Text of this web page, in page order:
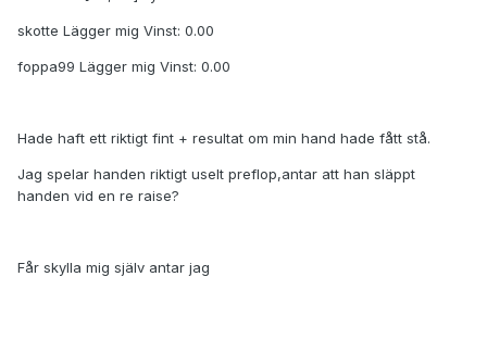
skotte Lägger mig Vinst: 0.00
foppa99 Lägger mig Vinst: 0.00
Hade haft ett riktigt fint + resultat om min hand hade fått stå.
Jag spelar handen riktigt uselt preflop,antar att han släppt
handen vid en re raise?
Får skylla mig själv antar jag